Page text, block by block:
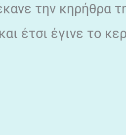
την κηρήθρα
έτσι έγινε το